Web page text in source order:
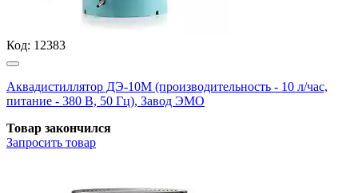
Код: 12383
Аквадистиллятор ДЭ-10М (производительность - 10 л/час,
питание - 380 В, 50 Гц), Завод ЭМО
Товар закончился
Запросить товар